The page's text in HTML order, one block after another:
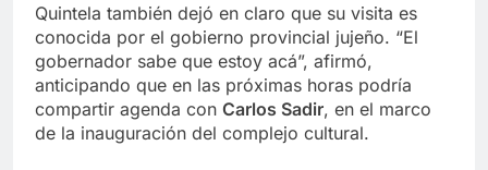
Quintela también dejó en claro que su visita es
conocida por el gobierno provincial jujeño. “El
gobernador sabe que estoy acá”, afirmó,
anticipando que en las próximas horas podría
compartir agenda con Carlos Sadir, en el marco
de la inauguración del complejo cultural.